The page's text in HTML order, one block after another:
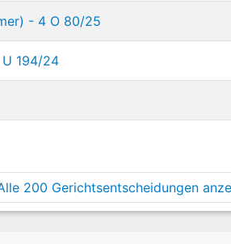
- 4 O 80/25
194/24
200 Gerichtsentscheidungen